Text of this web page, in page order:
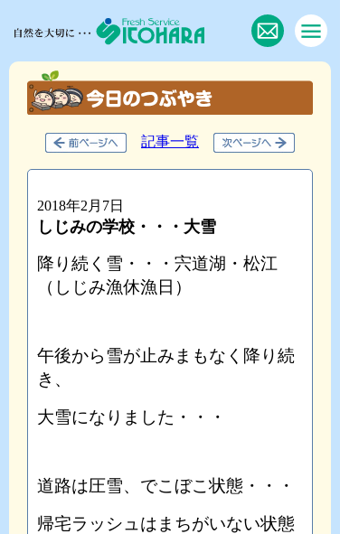
記事一覧
2018年2月7日
しじみの学校・・・大雪
降り続く雪・・・宍道湖・松江
（しじみ漁休漁日）
午後から雪が止みまもなく降り続
き、
大雪になりました・・・
道路は圧雪、でこぼこ状態・・・
帰宅ラッシュはまちがいない状態